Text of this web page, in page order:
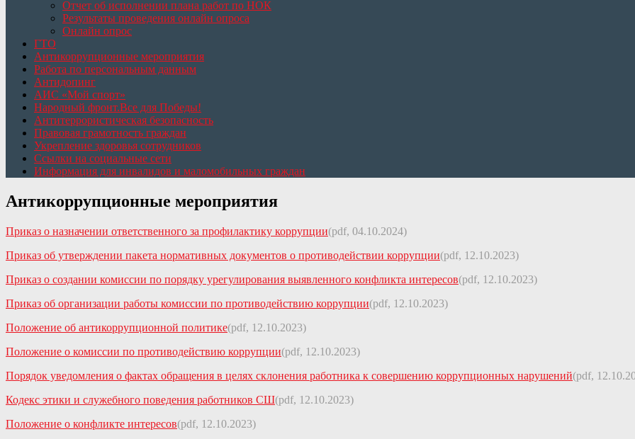
Отчет об исполнении плана работ по НОК
Результаты проведения онлайн опроса
Онлайн опрос
ГТО
Антикоррупционные мероприятия
Работа по персональным данным
Антидопинг
АИС «Мой спорт»
Народный фронт.Все для Победы!
Антитеррористическая безопасность
Правовая грамотность граждан
Укрепление здоровья сотрудников
Ссылки на социальные сети
Информация для инвалидов и маломобильных граждан
Антикоррупционные мероприятия
Приказ о назначении ответственного за профилактику коррупции(pdf, 04.10.2024)
Приказ об утверждении пакета нормативных документов о противодействии коррупции(pdf, 12.10.2023)
Приказ о создании комиссии по порядку урегулирования выявленного конфликта интересов(pdf, 12.10.2023)
Приказ об организации работы комиссии по противодействию коррупции(pdf, 12.10.2023)
Положение об антикоррупционной политике(pdf, 12.10.2023)
Положение о комиссии по противодействию коррупции(pdf, 12.10.2023)
Порядок уведомления о фактах обращения в целях склонения работника к совершению коррупционных нарушений(pdf,
Кодекс этики и служебного поведения работников СШ(pdf, 12.10.2023)
Положение о конфликте интересов(pdf, 12.10.2023)